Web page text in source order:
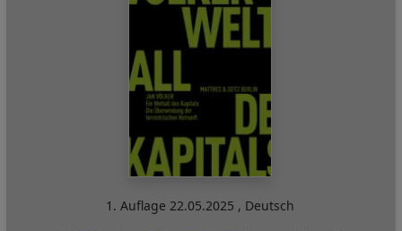
1. Auflage 22.05.2025 , Deutsch